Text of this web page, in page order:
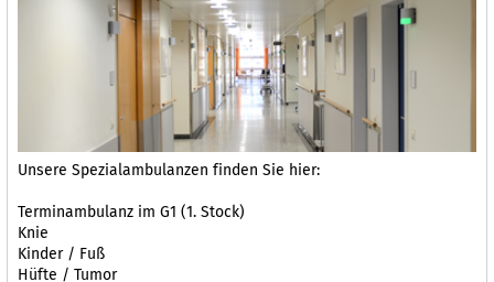
Unsere Spezialambulanzen finden Sie hier:
Terminambulanz im G1 (1. Stock)
Knie
Kinder / Fuß
Hüfte / Tumor